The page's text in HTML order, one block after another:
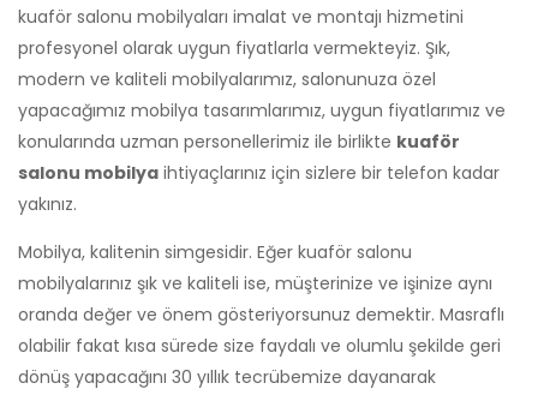
kuaför salonu mobilyaları imalat ve montajı hizmetini
profesyonel olarak uygun fiyatlarla vermekteyiz. Şık,
modern ve kaliteli mobilyalarımız, salonunuza özel
yapacağımız mobilya tasarımlarımız, uygun fiyatlarımız ve
konularında uzman personellerimiz ile birlikte kuaför
salonu mobilya ihtiyaçlarınız için sizlere bir telefon kadar
yakınız.
Mobilya, kalitenin simgesidir. Eğer kuaför salonu
mobilyalarınız şık ve kaliteli ise, müşterinize ve işinize aynı
oranda değer ve önem gösteriyorsunuz demektir. Masraflı
olabilir fakat kısa sürede size faydalı ve olumlu şekilde geri
dönüş yapacağını 30 yıllık tecrübemize dayanarak